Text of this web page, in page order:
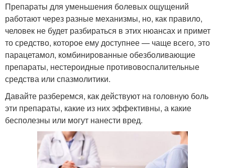
Препараты для уменьшения болевых ощущений
работают через разные механизмы, но, как правило,
человек не будет разбираться в этих нюансах и примет
то средство, которое ему доступнее — чаще всего, это
парацетамол, комбинированные обезболивающие
препараты, нестероидные противовоспалительные
средства или спазмолитики.
Давайте разберемся, как действуют на головную боль
эти препараты, какие из них эффективны, а какие
бесполезны или могут нанести вред.